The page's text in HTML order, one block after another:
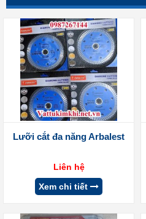
Lưỡi cắt đa năng Arbalest
Liên hệ
Xem chi tiết